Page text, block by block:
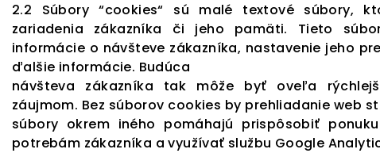
2.2 Súbory “cookies“ sú malé textové súbory,
zariadenia zákazníka či jeho pamäti. Tieto
informácie o návšteve zákazníka, nastavenie jeho
ďalšie informácie. Budúca
návšteva zákazníka tak môže byť oveľa
záujmom. Bez súborov cookies by prehliadanie web
súbory okrem iného pomáhajú prispôsobiť
potrebám zákazníka a využívať službu Google